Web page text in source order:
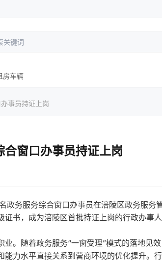
房车辆
事员持证上岗
窗口办事员持证上岗
政务服务综合窗口办事员在涪陵区政务服务
书，成为涪陵区首批持证上岗的行政办事人
。随着政务服务“一窗受理”模式的落地见
力水平直接关系到营商环境的优化提升。